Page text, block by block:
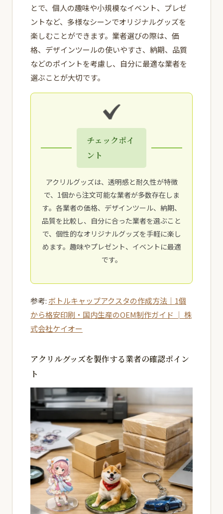
とで、個人の趣味や小規模なイベント、プレゼ
ントなど、多様なシーンでオリジナルグッズを
楽しむことができます。業者選びの際は、価
格、デザインツールの使いやすさ、納期、品質
などのポイントを考慮し、自分に最適な業者を
選ぶことが大切です。
チェックポイ
ント
アクリルグッズは、透明感と耐久性が特徴
で、1個から注文可能な業者が多数存在しま
す。各業者の価格、デザインツール、納期、
品質を比較し、自分に合った業者を選ぶこと
で、個性的なオリジナルグッズを手軽に楽し
めます。趣味やプレゼント、イベントに最適
です。
参考: ボトルキャップアクスタの作成方法｜1個
から格安印刷・国内生産のOEM制作ガイド │ 株
式会社ケイオー
アクリルグッズを製作する業者の確認ポイン
ト